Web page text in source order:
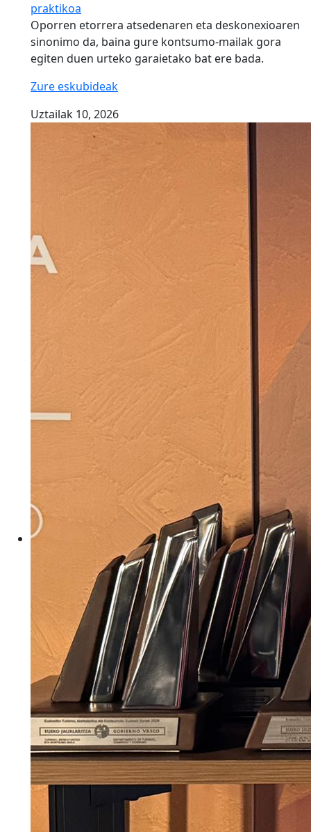
praktikoa
Oporren etorrera atsedenaren eta deskonexioaren
sinonimo da, baina gure kontsumo-mailak gora
egiten duen urteko garaietako bat ere bada.
Zure eskubideak
Uztailak 10, 2026